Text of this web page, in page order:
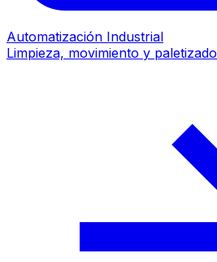
Automatización Industrial
Limpieza, movimiento y paletizado